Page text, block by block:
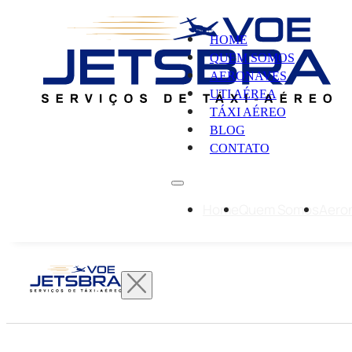
HOME
QUEM SOMOS
AERONAVES
UTI AÉREA
TÁXI AÉREO
BLOG
CONTATO
Home Quem Somos